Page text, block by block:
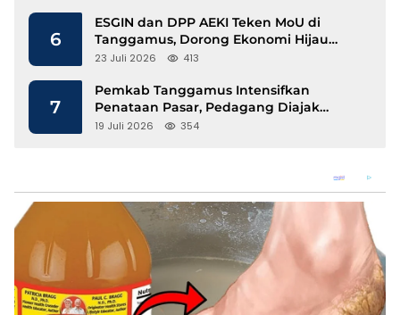
6
ESGIN dan DPP AEKI Teken MoU di
Tanggamus, Dorong Ekonomi Hijau
Berbasis Kopi dan Perdagangan Karbon
23 Juli 2026 413
7
Pemkab Tanggamus Intensifkan
Penataan Pasar, Pedagang Diajak
Tempati Pasar Modern Talang Padang
19 Juli 2026 354